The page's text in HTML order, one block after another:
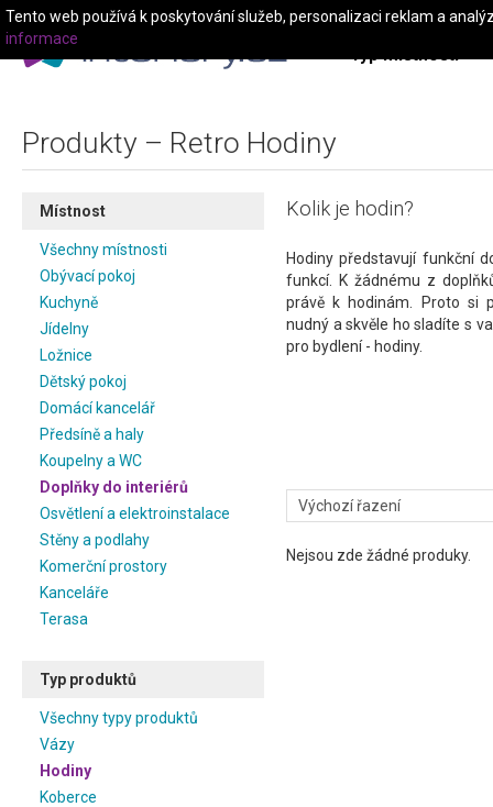
Typ místnosti
Produkty – Retro Hodiny
Místnost
Všechny místnosti
Obývací pokoj
Kuchyně
Jídelny
Ložnice
Dětský pokoj
Domácí kancelář
Předsíně a haly
Koupelny a WC
Doplňky do interiérů
Osvětlení a elektroinstalace
Stěny a podlahy
Komerční prostory
Kanceláře
Terasa
Typ produktů
Všechny typy produktů
Vázy
Hodiny
Koberce
Kolik je hodin?
Hodiny představují funkční
funkcí. K žádnému z
právě k hodinám. Proto si
nudný a skvěle ho sladíte s
pro bydlení - hodiny.
Nejsou zde žádné produky.
Tento web používá k poskytování služeb, personalizaci reklam a
informace